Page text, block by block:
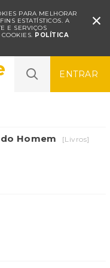
PARA MELHORAR
ESTATÍSTICOS. A
E SERVIÇOS
POLÍTICA

ENTRAR
Homem [Livros]